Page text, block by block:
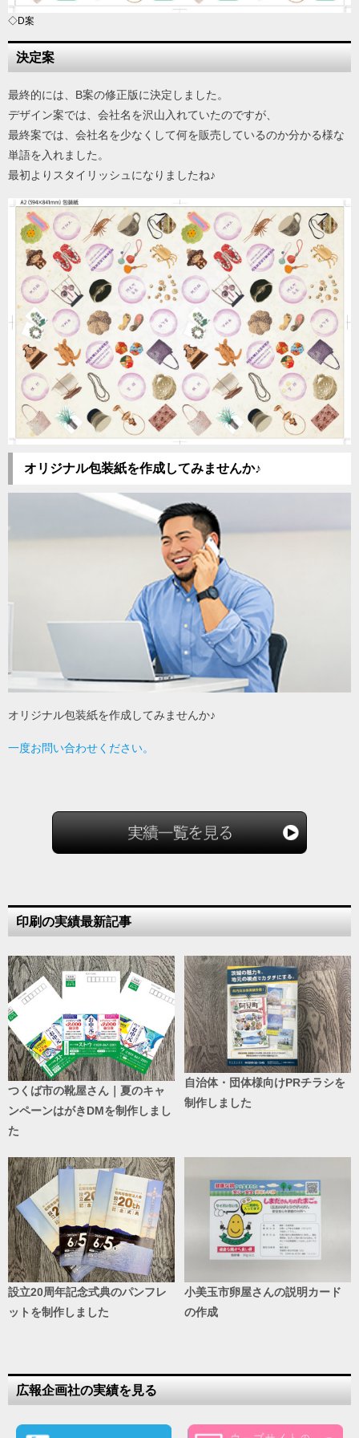
◇D案
決定案
最終的には、B案の修正版に決定しました。
デザイン案では、会社名を沢山入れていたのですが、
最終案では、会社名を少なくして何を販売しているのか分かる様な
単語を入れました。
最初よりスタイリッシュになりましたね♪
オリジナル包装紙を作成してみませんか♪
オリジナル包装紙を作成してみませんか♪
一度お問い合わせください。
印刷の実績最新記事
つくば市の靴屋さん｜夏のキャ
ンペーンはがきDMを制作しまし
た
自治体・団体様向けPRチラシを
制作しました
設立20周年記念式典のパンフレ
ットを制作しました
小美玉市卵屋さんの説明カード
の作成
広報企画社の実績を見る